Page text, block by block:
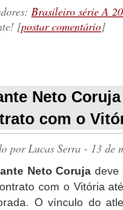
Brasileiro série A
[postar comentário]
Neto
com o
porLucas Serra - 13 de
Neto Coruja deve
com o Vitória
O vínculo do